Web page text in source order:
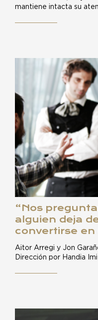
mantiene intacta su
“Nos
alguien deja
convertirse en
Aitor Arregi y Jon
Dirección por Handia